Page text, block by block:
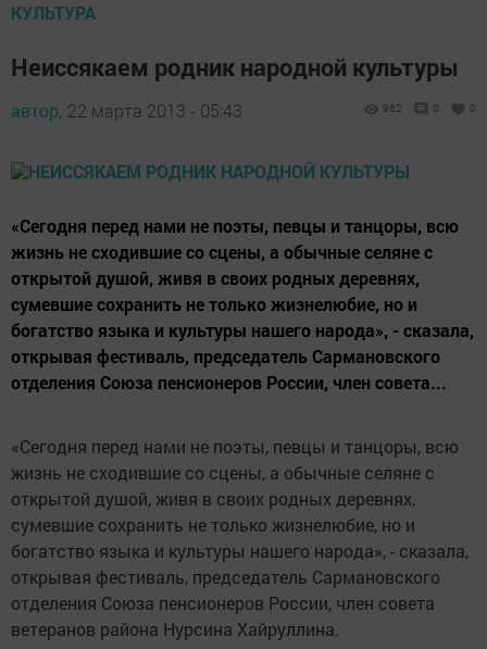
КУЛЬТУРА
Неиссякаем родник народной культуры
автор, 22 марта 2013 - 05:43 962 0 0
«Сегодня перед нами не поэты, певцы и танцоры, всю
жизнь не сходившие со сцены, а обычные селяне с
открытой душой, живя в своих родных деревнях,
сумевшие сохранить не только жизнелюбие, но и
богатство языка и культуры нашего народа», - сказала,
открывая фестиваль, председатель Сармановского
отделения Союза пенсионеров России, член совета...
«Сегодня перед нами не поэты, певцы и танцоры, всю
жизнь не сходившие со сцены, а обычные селяне с
открытой душой, живя в своих родных деревнях,
сумевшие сохранить не только жизнелюбие, но и
богатство языка и культуры нашего народа», - сказала,
открывая фестиваль, председатель Сармановского
отделения Союза пенсионеров России, член совета
ветеранов района Нурсина Хайруллина.